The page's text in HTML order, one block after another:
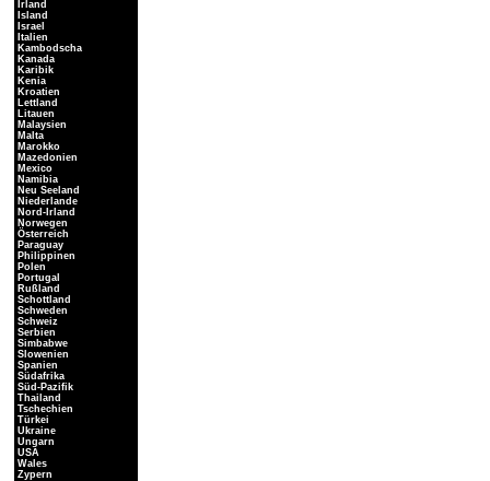
Irland
Island
Israel
Italien
Kambodscha
Kanada
Karibik
Kenia
Kroatien
Lettland
Litauen
Malaysien
Malta
Marokko
Mazedonien
Mexico
Namibia
Neu Seeland
Niederlande
Nord-Irland
Norwegen
Österreich
Paraguay
Philippinen
Polen
Portugal
Rußland
Schottland
Schweden
Schweiz
Serbien
Simbabwe
Slowenien
Spanien
Südafrika
Süd-Pazifik
Thailand
Tschechien
Türkei
Ukraine
Ungarn
USA
Wales
Zypern